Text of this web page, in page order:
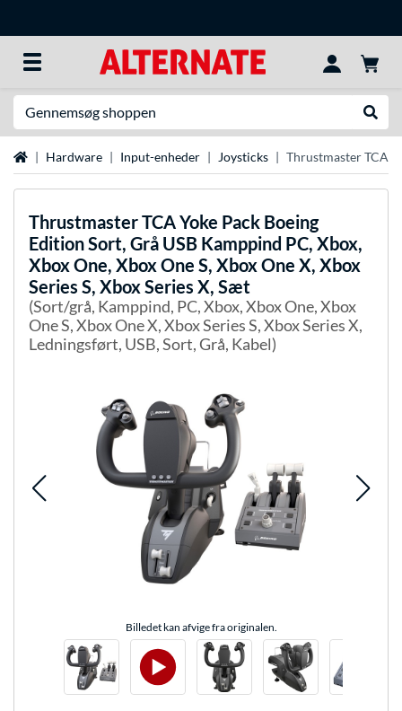
StartsideHardware Input-enheder Joysticks Thrustmaster TCA
ThrustmasterTCA Yoke Pack Boeing
Edition Sort, Grå USB Kamppind PC, Xbox,
Xbox One, Xbox One S, Xbox One X, Xbox
Series S, Xbox Series X, Sæt
(Sort/grå, Kamppind, PC, Xbox, Xbox One, Xbox
One S, Xbox One X, Xbox Series S, Xbox Series X,
Ledningsført, USB, Sort, Grå, Kabel)
Billedet kan afvige fra originalen.